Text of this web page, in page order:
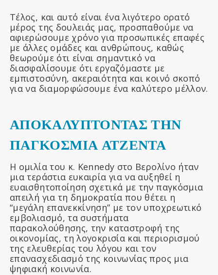
Τέλος, και αυτό είναι ένα λιγότερο ορατό
μέρος της δουλειάς μας, προσπαθούμε να
αφιερώσουμε χρόνο για προσωπικές επαφές
με άλλες ομάδες και ανθρώπους, καθώς
θεωρούμε ότι είναι σημαντικό να
διασφαλίσουμε ότι εργαζόμαστε με
εμπιστοσύνη, ακεραιότητα και κοινό σκοπό
για να διαμορφώσουμε ένα καλύτερο μέλλον.
ΑΠΟΚΑΛΥΠΤΟΝΤΑΣ ΤΗΝ
ΠΑΓΚΟΣΜΙΑ ΑΤΖΕΝΤΑ
Η ομιλία του κ. Kennedy στο Βερολίνο ήταν
μια τεράστια ευκαιρία για να αυξηθεί η
ευαισθητοποίηση σχετικά με την παγκόσμια
απειλή για τη δημοκρατία που θέτει η
“μεγάλη επανεκκίνηση” με τον υποχρεωτικό
εμβολιασμό, τα συστήματα
παρακολούθησης, την καταστροφή της
οικονομίας, τη λογοκρισία και περιορισμού
της ελευθερίας του λόγου και τον
επανασχεδιασμό της κοινωνίας προς μια
ψηφιακή κοινωνία.